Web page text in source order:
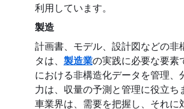
利用しています。
製造
計画書、モデル、設計図などの非
タは、 製造業の実践に必要な要素
における非構造化データを管理、
力は、収量の予測と管理に役立ち
車業界は、需要を把握し、それに